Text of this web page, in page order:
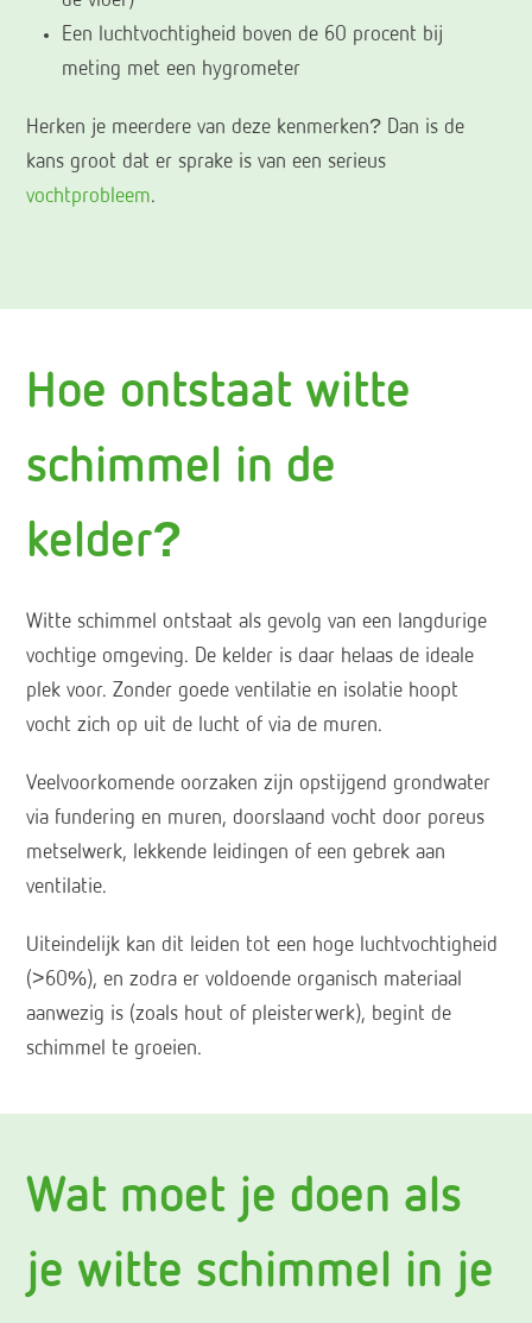
Een luchtvochtigheid boven de 60 procent bij
meting met een hygrometer
Herken je meerdere van deze kenmerken? Dan is de
kans groot dat er sprake is van een serieus
vochtprobleem.
Hoe ontstaat witte
schimmel in de
kelder?
Witte schimmel ontstaat als gevolg van een langdurige
vochtige omgeving. De kelder is daar helaas de ideale
plek voor. Zonder goede ventilatie en isolatie hoopt
vocht zich op uit de lucht of via de muren.
Veelvoorkomende oorzaken zijn opstijgend grondwater
via fundering en muren, doorslaand vocht door poreus
metselwerk, lekkende leidingen of een gebrek aan
ventilatie.
Uiteindelijk kan dit leiden tot een hoge luchtvochtigheid
(>60%), en zodra er voldoende organisch materiaal
aanwezig is (zoals hout of pleisterwerk), begint de
schimmel te groeien.
Wat moet je doen als
je witte schimmel in je